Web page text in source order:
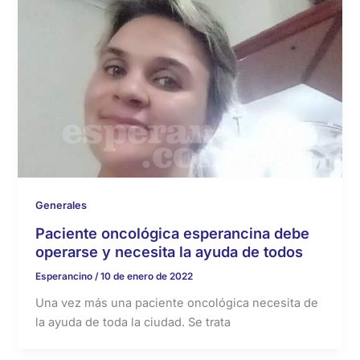
Generales
Paciente oncológica esperancina debe
operarse y necesita la ayuda de todos
Esperancino /10 de enero de 2022
Una vez más una paciente oncológica necesita de
la ayuda de toda la ciudad. Se trata